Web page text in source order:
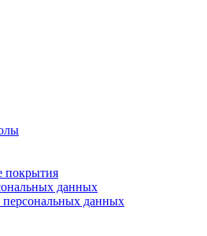
покрытия
данных
персональных данных